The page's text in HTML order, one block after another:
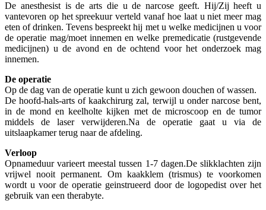
De anesthesist is de arts die u de narcose geeft. Hij/Zij heeft u
vantevoren op het spreekuur verteld vanaf hoe laat u niet meer mag
eten of drinken. Tevens bespreekt hij met u welke medicijnen u voor
de operatie mag/moet innemen en welke premedicatie (rustgevende
medicijnen) u de avond en de ochtend voor het onderzoek mag
innemen.
De operatie
Op de dag van de operatie kunt u zich gewoon douchen of wassen.
De hoofd-hals-arts of kaakchirurg zal, terwijl u onder narcose bent,
in de mond en keelholte kijken met de microscoop en de tumor
middels de laser verwijderen.Na de operatie gaat u via de
uitslaapkamer terug naar de afdeling.
Verloop
Opnameduur varieert meestal tussen 1-7 dagen.De slikklachten zijn
vrijwel nooit permanent. Om kaakklem (trismus) te voorkomen
wordt u voor de operatie geinstrueerd door de logopedist over het
gebruik van een therabyte.